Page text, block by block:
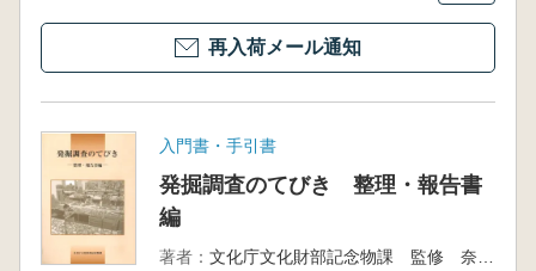
再入荷メール通知
入門書・手引書
発掘調査のてびき 整理・報告書
編
著者：